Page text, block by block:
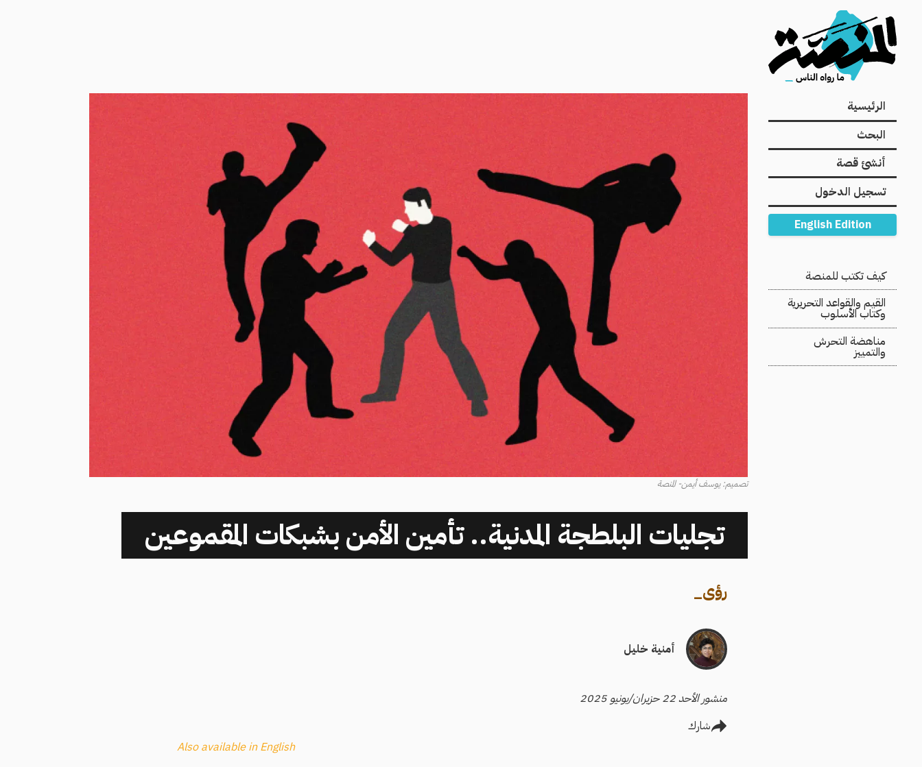
Main
navigation
الرئيسية
البحث
أنشئ قصة
تسجيل الدخول
English Edition
Secondary
Navigation
كيف تكتب للمنصة
القيم والقواعد التحريرية
وكتاب الأسلوب
مناهضة التحرش
والتمييز
تصميم: يوسف أيمن- المنصة
تجليات البلطجة المدنية.. تأمين الأمن بشبكات المقموعين
رؤى_
أمنية خليل
منشور الأحد 22 حزيران/يونيو 2025
شارك
Also available in English